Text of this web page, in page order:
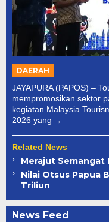
DAERAH
JAYAPURA (PAPOS) –
mempromosikan sektor
kegiatan Malaysia
2026 yang
Related News
Merajut Semangat
Nilai Otsus Papua
Triliun
News Feed